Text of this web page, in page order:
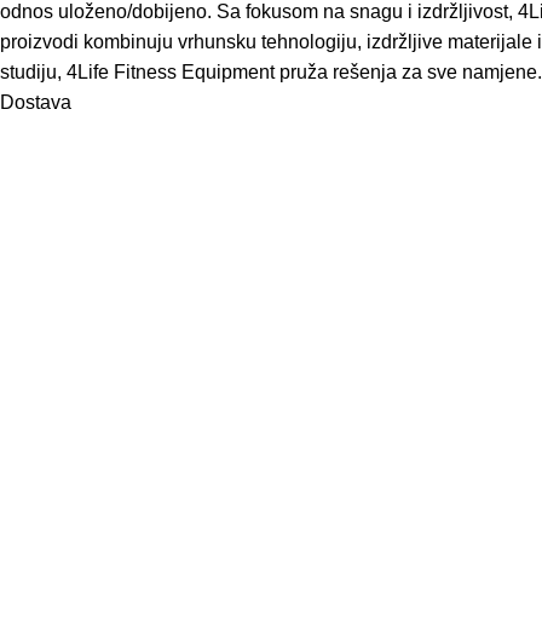
odnos uloženo/dobijeno. Sa fokusom na snagu i izdržljivost,
proizvodi kombinuju vrhunsku tehnologiju, izdržljive
studiju, 4Life Fitness Equipment pruža rešenja za sve namjene.
Dostava